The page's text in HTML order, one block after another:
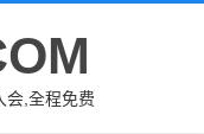
会,全程免费